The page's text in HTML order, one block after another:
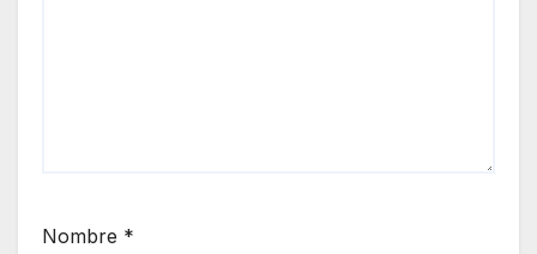
Nombre *